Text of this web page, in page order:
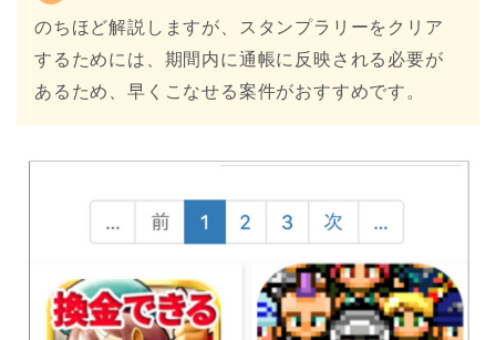
のちほど解説しますが、スタンプラリーをクリア
するためには、期間内に通帳に反映される必要が
あるため、早くこなせる案件がおすすめです。